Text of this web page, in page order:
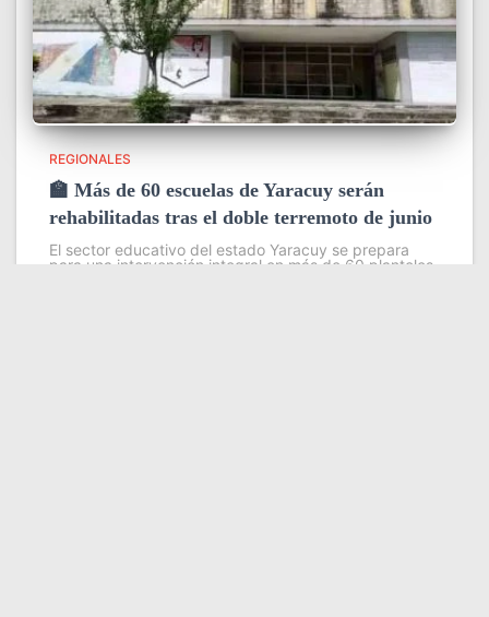
REGIONALES
🏫 Más de 60 escuelas de Yaracuy serán
rehabilitadas tras el doble terremoto de junio
El sector educativo del estado Yaracuy se prepara
para una intervención integral en más de 60 planteles